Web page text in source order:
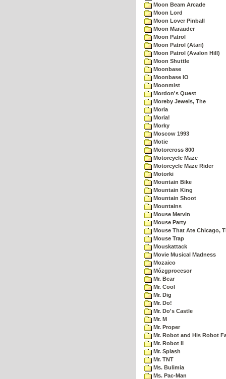
Moon Beam Arcade
Moon Lord
Moon Lover Pinball
Moon Marauder
Moon Patrol
Moon Patrol (Atari)
Moon Patrol (Avalon Hill)
Moon Shuttle
Moonbase
Moonbase IO
Moonmist
Mordon's Quest
Moreby Jewels, The
Moria
Moria!
Morky
Moscow 1993
Motie
Motorcross 800
Motorcycle Maze
Motorcycle Maze Rider
Motorki
Mountain Bike
Mountain King
Mountain Shoot
Mountains
Mouse Mervin
Mouse Party
Mouse That Ate Chicago,
Mouse Trap
Mouskattack
Movie Musical Madness
Mozaico
Mózgprocesor
Mr. Bear
Mr. Cool
Mr. Dig
Mr. Do!
Mr. Do's Castle
Mr. M
Mr. Proper
Mr. Robot and His Robot
Mr. Robot II
Mr. Splash
Mr. TNT
Ms. Bulimia
Ms. Pac-Man